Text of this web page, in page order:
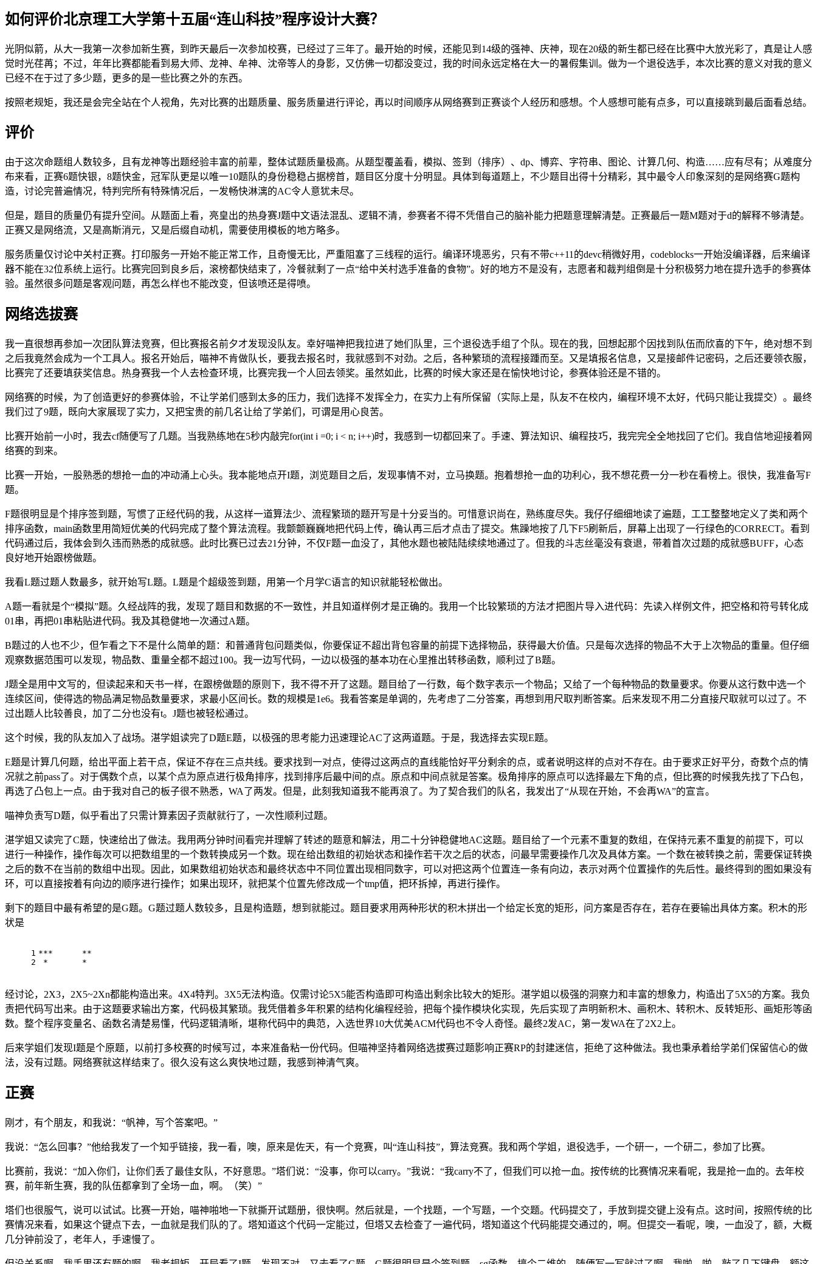
如何评价北京理工大学第十五届“连山科技”程序设计大赛？
光阴似箭，从大一我第一次参加新生赛，到昨天最后一次参加校赛，已经过了三年了。最开始的时候，还能见到14级的强神、庆神，现在20级的新生都已经在比赛中大放光彩了，真是让人感
觉时光荏苒；不过，年年比赛都能看到易大师、龙神、牟神、沈帝等人的身影，又仿佛一切都没变过，我的时间永远定格在大一的暑假集训。做为一个退役选手，本次比赛的意义对我的意义
已经不在于过了多少题，更多的是一些比赛之外的东西。
按照老规矩，我还是会完全站在个人视角，先对比赛的出题质量、服务质量进行评论，再以时间顺序从网络赛到正赛谈个人经历和感想。个人感想可能有点多，可以直接跳到最后面看总结。
评价
由于这次命题组人数较多，且有龙神等出题经验丰富的前辈，整体试题质量极高。从题型覆盖看，模拟、签到（排序）、dp、博弈、字符串、图论、计算几何、构造……应有尽有；从难度分
布来看，正赛6题快银，8题快金，冠军队更是以唯一10题队的身份稳稳占据榜首，题目区分度十分明显。具体到每道题上，不少题目出得十分精彩，其中最令人印象深刻的是网络赛G题构
造，讨论完普遍情况，特判完所有特殊情况后，一发畅快淋漓的AC令人意犹未尽。
但是，题目的质量仍有提升空间。从题面上看，亮皇出的热身赛J题中文语法混乱、逻辑不清，参赛者不得不凭借自己的脑补能力把题意理解清楚。正赛最后一题M题对于d的解释不够清楚。
正赛又是网络流，又是高斯消元，又是后缀自动机，需要使用模板的地方略多。
服务质量仅讨论中关村正赛。打印服务一开始不能正常工作，且奇慢无比，严重阻塞了三线程的运行。编译环境恶劣，只有不带c++11的devc稍微好用，codeblocks一开始没编译器，后来编译
器不能在32位系统上运行。比赛完回到良乡后，滚榜都快结束了，冷餐就剩了一点“给中关村选手准备的食物”。好的地方不是没有，志愿者和裁判组倒是十分积极努力地在提升选手的参赛体
验。虽然很多问题是客观问题，再怎么样也不能改变，但该喷还是得喷。
网络选拔赛
我一直很想再参加一次团队算法竞赛，但比赛报名前夕才发现没队友。幸好喵神把我拉进了她们队里，三个退役选手组了个队。现在的我，回想起那个因找到队伍而欣喜的下午，绝对想不到
之后我竟然会成为一个工具人。报名开始后，喵神不肯做队长，要我去报名时，我就感到不对劲。之后，各种繁琐的流程接踵而至。又是填报名信息，又是接邮件记密码，之后还要领衣服，
比赛完了还要填获奖信息。热身赛我一个人去检查环境，比赛完我一个人回去领奖。虽然如此，比赛的时候大家还是在愉快地讨论，参赛体验还是不错的。
网络赛的时候，为了创造更好的参赛体验，不让学弟们感到太多的压力，我们选择不发挥全力，在实力上有所保留（实际上是，队友不在校内，编程环境不太好，代码只能让我提交）。最终
我们过了9题，既向大家展现了实力，又把宝贵的前几名让给了学弟们，可谓是用心良苦。
比赛开始前一小时，我去cf随便写了几题。当我熟练地在5秒内敲完for(int i =0; i < n; i++)时，我感到一切都回来了。手速、算法知识、编程技巧，我完完全全地找回了它们。我自信地迎接着网
络赛的到来。
比赛一开始，一股熟悉的想抢一血的冲动涌上心头。我本能地点开I题，浏览题目之后，发现事情不对，立马换题。抱着想抢一血的功利心，我不想花费一分一秒在看榜上。很快，我准备写F
题。
F题很明显是个排序签到题，写惯了正经代码的我，从这样一道算法少、流程繁琐的题开写是十分妥当的。可惜意识尚在，熟练度尽失。我仔仔细细地读了遍题，工工整整地定义了类和两个
排序函数，main函数里用简短优美的代码完成了整个算法流程。我颤颤巍巍地把代码上传，确认再三后才点击了提交。焦躁地按了几下F5刷新后，屏幕上出现了一行绿色的CORRECT。看到
代码通过后，我体会到久违而熟悉的成就感。此时比赛已过去21分钟，不仅F题一血没了，其他水题也被陆陆续续地通过了。但我的斗志丝毫没有衰退，带着首次过题的成就感BUFF，心态
良好地开始跟榜做题。
我看L题过题人数最多，就开始写L题。L题是个超级签到题，用第一个月学C语言的知识就能轻松做出。
A题一看就是个“模拟”题。久经战阵的我，发现了题目和数据的不一致性，并且知道样例才是正确的。我用一个比较繁琐的方法才把图片导入进代码：先读入样例文件，把空格和符号转化成
01串，再把01串粘贴进代码。我及其稳健地一次通过A题。
B题过的人也不少，但乍看之下不是什么简单的题：和普通背包问题类似，你要保证不超出背包容量的前提下选择物品，获得最大价值。只是每次选择的物品不大于上次物品的重量。但仔细
观察数据范围可以发现，物品数、重量全都不超过100。我一边写代码，一边以极强的基本功在心里推出转移函数，顺利过了B题。
J题全是用中文写的，但读起来和天书一样，在跟榜做题的原则下，我不得不开了这题。题目给了一行数，每个数字表示一个物品；又给了一个每种物品的数量要求。你要从这行数中选一个
连续区间，使得选的物品满足物品数量要求，求最小区间长。数的规模是1e6。我看答案是单调的，先考虑了二分答案，再想到用尺取判断答案。后来发现不用二分直接尺取就可以过了。不
过出题人比较善良，加了二分也没有t。J题也被轻松通过。
这个时候，我的队友加入了战场。湛学姐读完了D题E题，以极强的思考能力迅速理论AC了这两道题。于是，我选择去实现E题。
E题是计算几何题，给出平面上若干点，保证不存在三点共线。要求找到一对点，使得过这两点的直线能恰好平分剩余的点，或者说明这样的点对不存在。由于要求正好平分，奇数个点的情
况就之前pass了。对于偶数个点，以某个点为原点进行极角排序，找到排序后最中间的点。原点和中间点就是答案。极角排序的原点可以选择最左下角的点，但比赛的时候我先找了下凸包，
再选了凸包上一点。由于我对自己的板子很不熟悉，WA了两发。但是，此刻我知道我不能再浪了。为了契合我们的队名，我发出了“从现在开始，不会再WA”的宣言。
喵神负责写D题，似乎看出了只需计算素因子贡献就行了，一次性顺利过题。
湛学姐又读完了C题，快速给出了做法。我用两分钟时间看完并理解了转述的题意和解法，用二十分钟稳健地AC这题。题目给了一个元素不重复的数组，在保持元素不重复的前提下，可以
进行一种操作，操作每次可以把数组里的一个数转换成另一个数。现在给出数组的初始状态和操作若干次之后的状态，问最早需要操作几次及具体方案。一个数在被转换之前，需要保证转换
之后的数不在当前的数组中出现。因此，如果数组初始状态和最终状态中不同位置出现相同数字，可以对把这两个位置连一条有向边，表示对两个位置操作的先后性。最终得到的图如果没有
环，可以直接按着有向边的顺序进行操作；如果出现环，就把某个位置先修改成一个tmp值，把环拆掉，再进行操作。
剩下的题目中最有希望的是G题。G题过题人数较多，且是构造题，想到就能过。题目要求用两种形状的积木拼出一个给定长宽的矩形，问方案是否存在，若存在要输出具体方案。积木的形
状是
1
2
***      **
*       *
经讨论，2X3，2X5~2Xn都能构造出来。4X4特判。3X5无法构造。仅需讨论5X5能否构造即可构造出剩余比较大的矩形。湛学姐以极强的洞察力和丰富的想象力，构造出了5X5的方案。我负
责把代码写出来。由于这题要求输出方案，代码极其繁琐。我凭借着多年积累的结构化编程经验，把每个操作模块化实现，先后实现了声明新积木、画积木、转积木、反转矩形、画矩形等函
数。整个程序变量名、函数名清楚易懂，代码逻辑清晰，堪称代码中的典范，入选世界10大优美ACM代码也不令人奇怪。最终2发AC，第一发WA在了2X2上。
后来学姐们发现I题是个原题，以前打多校赛的时候写过，本来准备粘一份代码。但喵神坚持着网络选拔赛过题影响正赛RP的封建迷信，拒绝了这种做法。我也秉承着给学弟们保留信心的做
法，没有过题。网络赛就这样结束了。很久没有这么爽快地过题，我感到神清气爽。
正赛
刚才，有个朋友，和我说：“帆神，写个答案吧。”
我说：“怎么回事？”他给我发了一个知乎链接，我一看，噢，原来是佐天，有一个竞赛，叫“连山科技”，算法竞赛。我和两个学姐，退役选手，一个研一，一个研二，参加了比赛。
比赛前，我说：“加入你们，让你们丢了最佳女队，不好意思。”塔们说：“没事，你可以carry。”我说：“我carry不了，但我们可以抢一血。按传统的比赛情况来看呢，我是抢一血的。去年校
赛，前年新生赛，我的队伍都拿到了全场一血，啊。（笑）”
塔们也很服气，说可以试试。比赛一开始，喵神啪地一下就撕开试题册，很快啊。然后就是，一个找题，一个写题，一个交题。代码提交了，手放到提交键上没有点。这时间，按照传统的比
赛情况来看，如果这个键点下去，一血就是我们队的了。塔知道这个代码一定能过，但塔又去检查了一遍代码，塔知道这个代码能提交通过的，啊。但提交一看呢，噢，一血没了，额，大概
几分钟前没了，老年人，手速慢了。